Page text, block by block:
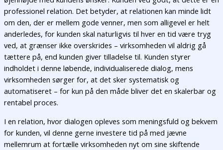
professionel relation. Det betyder, at relationen kan minde lidt
om den, der er mellem gode venner, men som alligevel er helt
anderledes, for kunden skal naturligvis til hver en tid være tryg
ved, at grænser ikke overskrides – virksomheden vil aldrig gå
tættere på, end kunden giver tilladelse til. Kunden styrer
indholdet i denne løbende, individualiserede dialog, mens
virksomheden sørger for, at det sker systematisk og
automatiseret – for kun på den måde bliver det en skalerbar og
rentabel proces.
I en relation, hvor dialogen opleves som meningsfuld og bekvem
for kunden, vil denne gerne investere tid på med jævne
mellemrum at fortælle virksomheden nyt om sine skiftende